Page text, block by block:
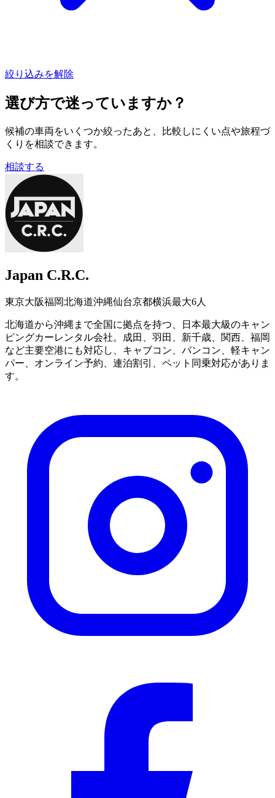
絞り込みを解除
選び方で迷っていますか？
候補の車両をいくつか絞ったあと、比較しにくい点や旅程づ
くりを相談できます。
相談する
Japan C.R.C.
東京大阪福岡北海道沖縄仙台京都横浜最大6人
北海道から沖縄まで全国に拠点を持つ、日本最大級のキャン
ピングカーレンタル会社。成田、羽田、新千歳、関西、福岡
など主要空港にも対応し、キャブコン、バンコン、軽キャン
パー、オンライン予約、連泊割引、ペット同乗対応がありま
す。